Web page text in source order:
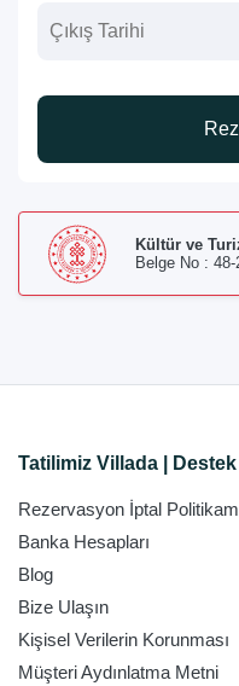
Kültür ve
Belge No : 48-
Tatilimiz Villada |
Rezervasyon İptal
Banka Hesapları
Blog
Bize Ulaşın
Kişisel Verilerin Korunması
Müşteri Aydınlatma Metni